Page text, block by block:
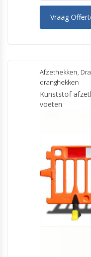
Vraag
Afzethekken,
dranghekken
Kunststof
voeten